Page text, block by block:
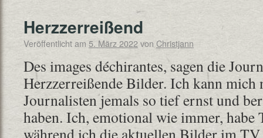
Herzzerreißend
Veröffentlicht am 5. März 2022von Christjann
Des images déchirantes, sagen die
Herzzerreißende Bilder. Ich kann mich
Journalisten jemals so tief ernst und
haben. Ich, emotional wie immer, habe
während ich die aktuellen Bilder im